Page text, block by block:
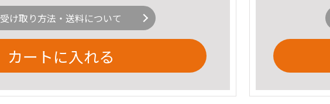
受け取り方法・送料について
カートに入れる